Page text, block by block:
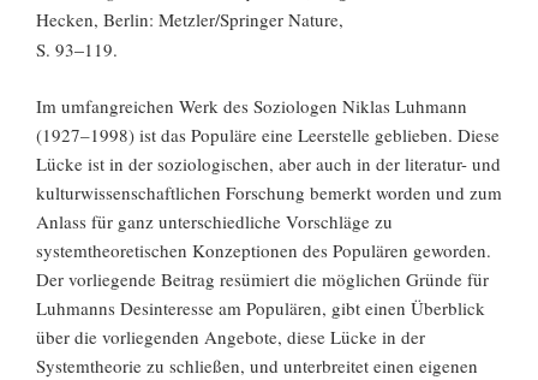
Hecken, Berlin: Metzler/Springer Nature,
S. 93–119.
Im umfangreichen Werk des Soziologen Niklas Luhmann
(1927–1998) ist das Populäre eine Leerstelle geblieben. Diese
Lücke ist in der soziologischen, aber auch in der literatur- und
kulturwissenschaftlichen Forschung bemerkt worden und zum
Anlass für ganz unterschiedliche Vorschläge zu
systemtheoretischen Konzeptionen des Populären geworden.
Der vorliegende Beitrag resümiert die möglichen Gründe für
Luhmanns Desinteresse am Populären, gibt einen Überblick
über die vorliegenden Angebote, diese Lücke in der
Systemtheorie zu schließen, und unterbreitet einen eigenen